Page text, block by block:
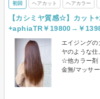
初回 ヘアカット ヘアカラー
【カシミヤ質感☆】カット
+aphiaTR￥19800→￥
エイジング
ヤのような
☆他カラー剤
金無/マッサ